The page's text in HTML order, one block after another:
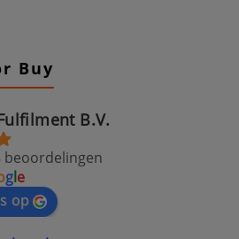
Buy
B.V.
beoordelingen
gle
op